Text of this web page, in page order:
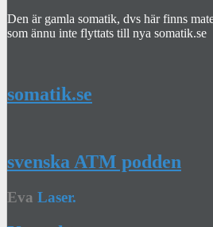
Den är gamla somatik, dvs här finns
som ännu inte flyttats till nya somatik.se
somatik.se
svenska ATM podden
Eva Laser.